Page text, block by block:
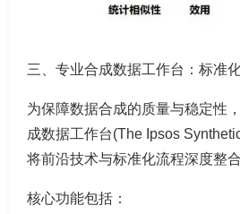
三、专业合成数据工作台：标准
为保障数据合成的质量与稳定性
成数据工作台(The Ipsos
将前沿技术与标准化流程深度整合
核心功能包括：